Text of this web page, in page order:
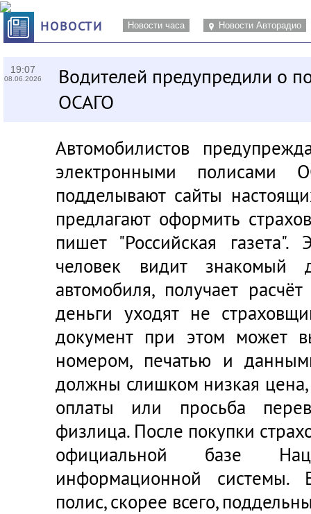
НОВОСТИ Новости часа Новости Авторадио
19:07
08.06.2026
Водителей предупредили о
ОСАГО
Автомобилистов
электронными полисами
подделывают сайты
предлагают оформить
пишет "Российская газета".
человек видит знакомый
автомобиля, получает
деньги уходят не
документ при этом может
номером, печатью и
должны слишком низкая цена,
оплаты или просьба
физлица. После покупки
официальной базе
информационной системы.
полис, скорее всего,